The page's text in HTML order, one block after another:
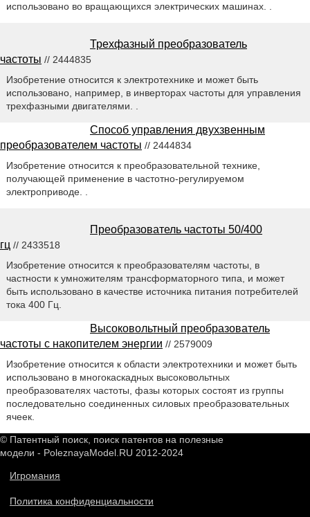
использовано во вращающихся электрических машинах. .
Трехфазный преобразователь
частоты // 2444835
Изобретение относится к электротехнике и может быть
использовано, например, в инверторах частоты для управления
трехфазными двигателями. .
Способ управления двухзвенным
преобразователем частоты // 2444834
Изобретение относится к преобразовательной технике,
получающей применение в частотно-регулируемом
электроприводе. .
Преобразователь частоты 50/400
гц // 2433518
Изобретение относится к преобразователям частоты, в
частности к умножителям трансформаторного типа, и может
быть использовано в качестве источника питания потребителей
тока 400 Гц.
Высоковольтный преобразователь
частоты с накопителем энергии // 2579009
Изобретение относится к области электротехники и может быть
использовано в многокаскадных высоковольтных
преобразователях частоты, фазы которых состоят из группы
последовательно соединенных силовых преобразовательных
ячеек.
© Патентный поиск, поиск патентов на полезные
модели - PoleznayaModel.RU 2012-2024
Игромания
Политика конфиденциальности